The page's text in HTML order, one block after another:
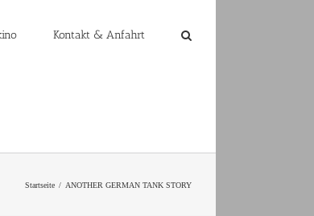
Kontakt & Anfahrt
Startseite ANOTHER GERMAN TANK STORY